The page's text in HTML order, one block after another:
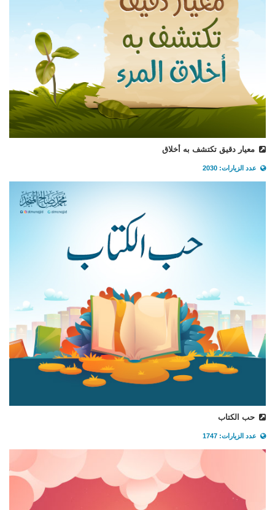
معيار دقيق تكتشف به أخلاق
عدد الزيارات: 2030
حب الكتاب
عدد الزيارات: 1747